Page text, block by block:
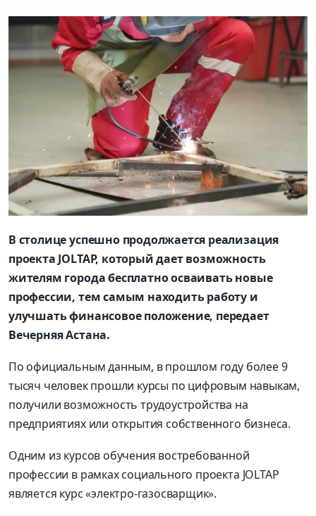
В столице успешно продолжается реализация
проекта JOLTAP, который дает возможность
жителям города бесплатно осваивать новые
профессии, тем самым находить работу и
улучшать финансовое положение, передает
Вечерняя Астана.
По официальным данным, в прошлом году более 9
тысяч человек прошли курсы по цифровым навыкам,
получили возможность трудоустройства на
предприятиях или открытия собственного бизнеса.
Одним из курсов обучения востребованной
профессии в рамках социального проекта JOLTAP
является курс «электро-газосварщик».